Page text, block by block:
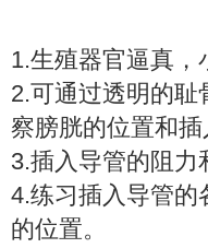
1.生殖器官逼真
2.可通过透明的
察膀胱的位置和
3.插入导管的阻
4.练习插入导管的
的位置。